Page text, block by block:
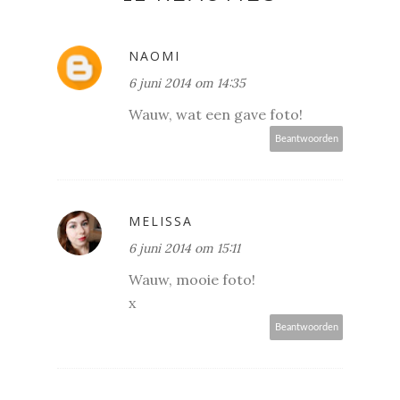
NAOMI
6 juni 2014 om 14:35
Wauw, wat een gave foto!
Beantwoorden
MELISSA
6 juni 2014 om 15:11
Wauw, mooie foto!
x
Beantwoorden